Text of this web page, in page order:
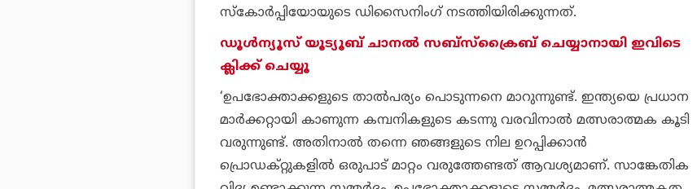
സ്‌കോര്‍പ്പിയോയുടെ ഡിസൈനിംഗ് നടത്തിയിരിക്കുന്നത്.
ഡൂൾന്യൂസ് യൂട്യൂബ് ചാനൽ സബ്സ്ക്രൈബ് ചെയ്യാനായി ഇവിടെ
ക്ലിക്ക് ചെയ്യൂ
‘ഉപഭോക്താക്കളുടെ താല്‍പര്യം പൊടുന്നനെ മാറുന്നുണ്ട്. ഇന്ത്യയെ പ്രധാന
മാര്‍ക്കറ്റായി കാണുന്ന കമ്പനികളുടെ കടന്നു വരവിനാല്‍ മത്സരാത്മക കൂടി
വരുന്നുണ്ട്. അതിനാല്‍ തന്നെ ഞങ്ങളുടെ നില ഉറപ്പിക്കാന്‍
പ്രൊഡക്റ്റുകളില്‍ ഒരുപാട് മാറ്റം വരുത്തേണ്ടത് ആവശ്യമാണ്. സാങ്കേതിക